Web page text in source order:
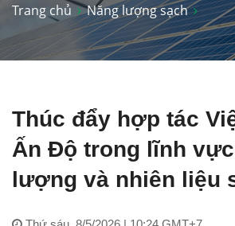
Trang chủ Năng lượng sạch
Thúc đẩy hợp tác
Ấn Độ trong lĩnh
lượng và nhiên liệu